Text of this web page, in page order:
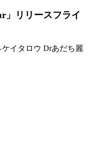
」リリースフライ
イタロウ Drあだち麗